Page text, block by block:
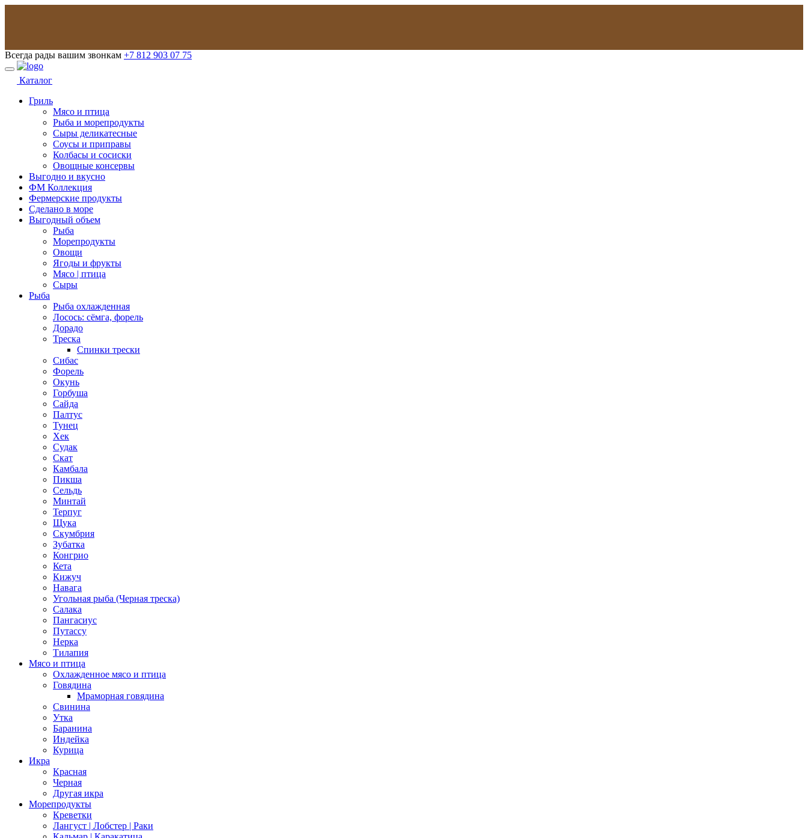
Всегда рады вашим звонкам +7 812 903 07 75
Каталог
Гриль
Мясо и птица
Рыба и морепродукты
Сыры деликатесные
Соусы и приправы
Колбасы и сосиски
Овощные консервы
Выгодно и вкусно
ФМ Коллекция
Фермерские продукты
Сделано в море
Выгодный объем
Рыба
Морепродукты
Овощи
Ягоды и фрукты
Мясо | птица
Сыры
Рыба
Рыба охлажденная
Лосось: сёмга, форель
Дорадо
Треска
Спинки трески
Сибас
Форель
Окунь
Горбуша
Сайда
Палтус
Тунец
Хек
Судак
Скат
Камбала
Пикша
Сельдь
Минтай
Терпуг
Щука
Скумбрия
Зубатка
Конгрио
Кета
Кижуч
Навага
Угольная рыба (Черная треска)
Салака
Пангасиус
Путассу
Нерка
Тилапия
Мясо и птица
Охлажденное мясо и птица
Говядина
Мраморная говядина
Свинина
Утка
Баранина
Индейка
Курица
Икра
Красная
Черная
Другая икра
Морепродукты
Креветки
Лангуст | Лобстер | Раки